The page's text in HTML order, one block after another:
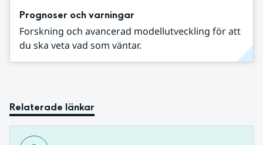
Prognoser och varningar
Forskning och avancerad modellutveckling för att
du ska veta vad som väntar.
Relaterade länkar